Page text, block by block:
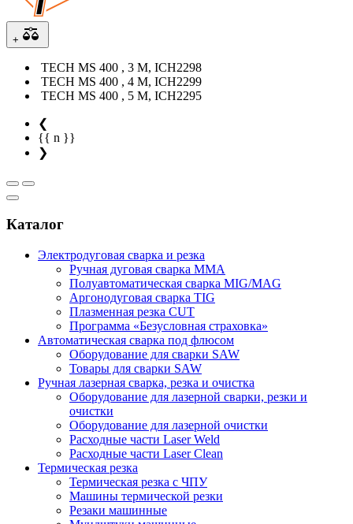
+
TECH MS 400 , 3 М, ICH2298
TECH MS 400 , 4 М, ICH2299
TECH MS 400 , 5 М, ICH2295
❮
{{ n }}
❯
Каталог
Электродуговая сварка и резка
Ручная дуговая сварка MMA
Полуавтоматическая сварка MIG/MAG
Аргонодуговая сварка TIG
Плазменная резка CUT
Программа «Безусловная страховка»
Автоматическая сварка под флюсом
Оборудование для сварки SAW
Товары для сварки SAW
Ручная лазерная сварка, резка и очистка
Оборудование для лазерной сварки, резки и
очистки
Оборудование для лазерной очистки
Расходные части Laser Weld
Расходные части Laser Clean
Термическая резка
Термическая резка с ЧПУ
Машины термической резки
Резаки машинные